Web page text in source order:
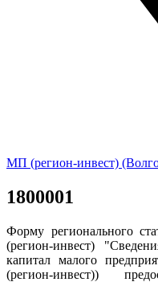
МП (регион-инвест)
1800001
Форму регионального
(регион-инвест)
капитал малого
(регион-инвест))